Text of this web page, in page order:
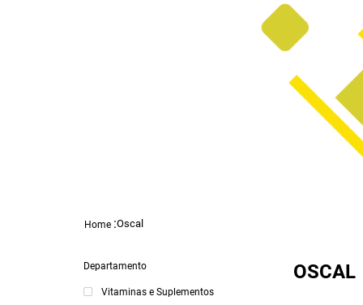
Oscal
Departamento
Vitaminas e Suplementos
OSCAL
protetor solar
6º
dipirona
lola
fraldas